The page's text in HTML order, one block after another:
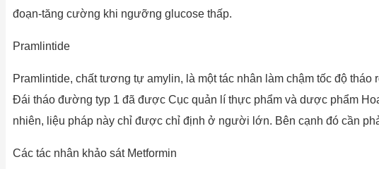
đoạn-tăng cường khi ngưỡng glucose thấp.
Pramlintide
Pramlintide, chất tương tự amylin, là một tác nhân làm chậm tốc độ
Đái tháo đường typ 1 đã được Cục quản lí thực phẩm và dược phẩm
nhiên, liệu pháp này chỉ được chỉ định ở người lớn. Bên cạnh đó cần
Các tác nhân khảo sát Metformin